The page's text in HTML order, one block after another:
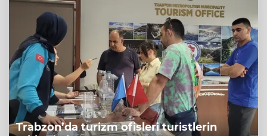
Trabzon’da turizm ofisleri turistlerin